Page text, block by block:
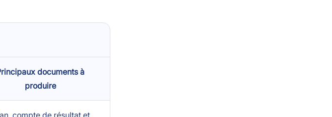
documents à
produire
compte de résultat et